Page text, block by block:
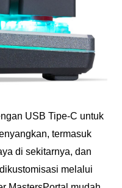
USB Tipe-C untuk
termasuk
di sekitarnya, dan
melalui